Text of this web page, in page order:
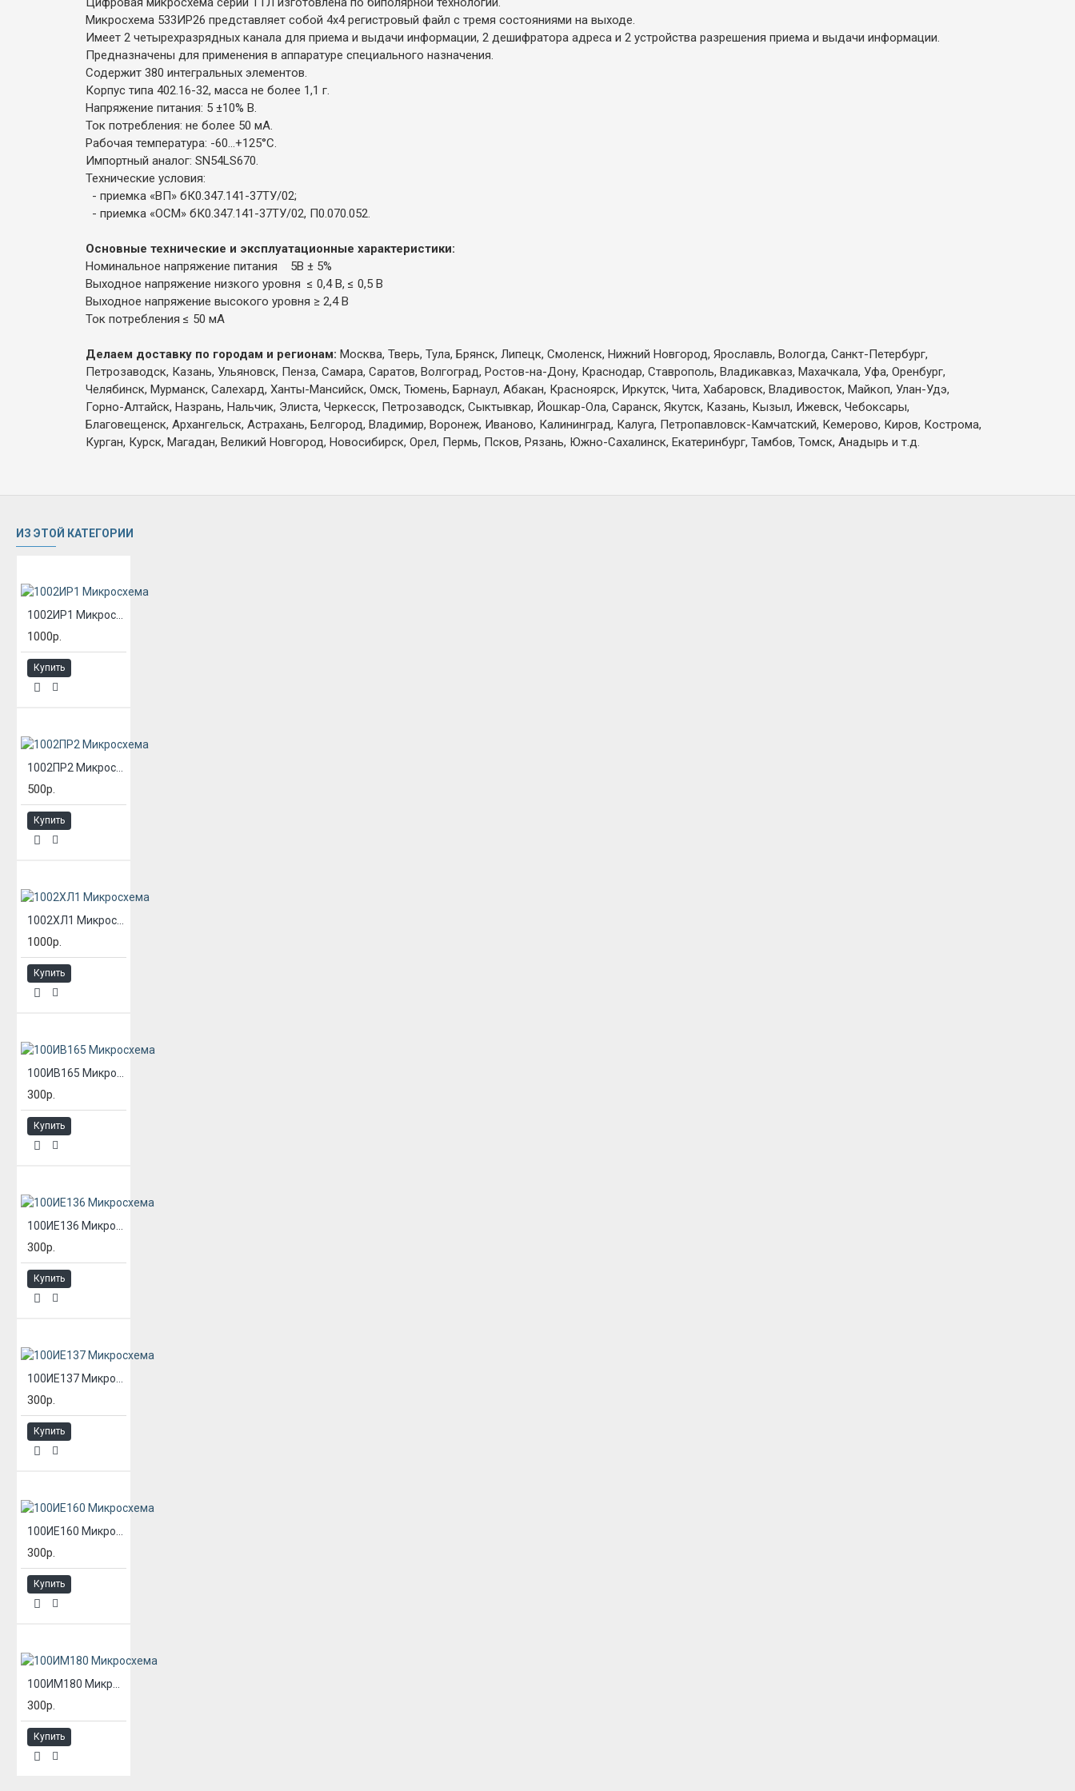
Микросхема 533ИР26 представляет собой 4x4 регистровый файл с тремя состояниями на выходе.
Имеет 2 четырехразрядных канала для приема и выдачи информации, 2 дешифратора адреса и 2 устройства разрешения приема и выдачи информации.
Предназначены для применения в аппаратуре специального назначения.
Содержит 380 интегральных элементов.
Корпус типа 402.16-32, масса не более 1,1 г.
Напряжение питания: 5 ±10% В.
Ток потребления: не более 50 мА.
Рабочая температура: -60...+125°С.
Импортный аналог: SN54LS670.
Технические условия:
- приемка «ВП» бК0.347.141-37ТУ/02;
- приемка «ОСМ» бК0.347.141-37ТУ/02, П0.070.052.
Основные технические и эксплуатационные характеристики:
Номинальное напряжение питания 5В ± 5%
Выходное напряжение низкого уровня ≤ 0,4 В, ≤ 0,5 В
Выходное напряжение высокого уровня ≥ 2,4 В
Ток потребления ≤ 50 мА
Делаем доставку по городам и регионам: Москва, Тверь, Тула, Брянск, Липецк, Смоленск, Нижний Новгород, Ярославль, Вологда, Санкт-Петербург,
Петрозаводск, Казань, Ульяновск, Пенза, Самара, Саратов, Волгоград, Ростов-на-Дону, Краснодар, Ставрополь, Владикавказ, Махачкала, Уфа, Оренбург,
Челябинск, Мурманск, Салехард, Ханты-Мансийск, Омск, Тюмень, Барнаул, Абакан, Красноярск, Иркутск, Чита, Хабаровск, Владивосток, Майкоп, Улан-Удэ,
Горно-Алтайск, Назрань, Нальчик, Элиста, Черкесск, Петрозаводск, Сыктывкар, Йошкар-Ола, Саранск, Якутск, Казань, Кызыл, Ижевск, Чебоксары,
Благовещенск, Архангельск, Астрахань, Белгород, Владимир, Воронеж, Иваново, Калининград, Калуга, Петропавловск-Камчатский, Кемерово, Киров, Кострома,
Курган, Курск, Магадан, Великий Новгород, Новосибирск, Орел, Пермь, Псков, Рязань, Южно-Сахалинск, Екатеринбург, Тамбов, Томск, Анадырь и т.д.
ИЗ ЭТОЙ КАТЕГОРИИ
1000р.
Купить
500р.
Купить
1000р.
Купить
300р.
Купить
300р.
Купить
300р.
Купить
300р.
Купить
300р.
Купить